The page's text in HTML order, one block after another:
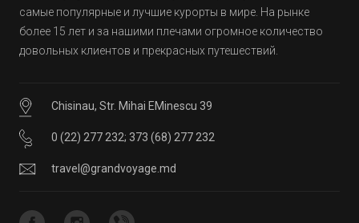
самые популярные и лучшие курорты в мире. На рынке
более 15 лет и за нашими плечами огромное количество
довольных клиентов и прекрасных путешествий.
Chisinau, Str. Mihai EMinescu 39
0 (22) 277 232; 373 (68) 277 232
travel@grandvoyage.md